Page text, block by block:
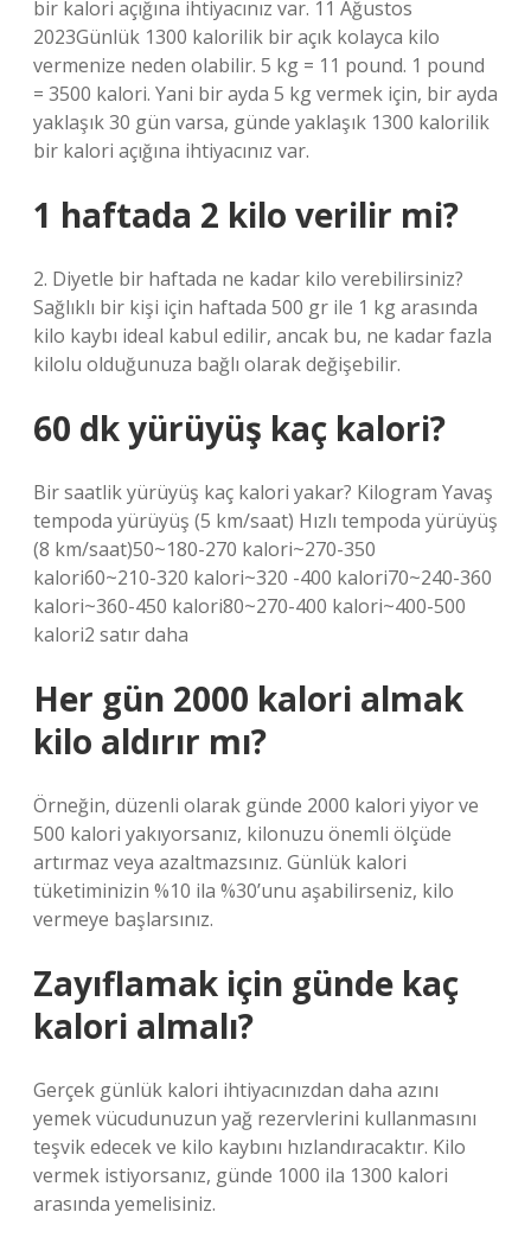
bir kalori açığına ihtiyacınız var. 11 Ağustos
2023Günlük 1300 kalorilik bir açık kolayca kilo
vermenize neden olabilir. 5 kg = 11 pound. 1 pound
= 3500 kalori. Yani bir ayda 5 kg vermek için, bir ayda
yaklaşık 30 gün varsa, günde yaklaşık 1300 kalorilik
bir kalori açığına ihtiyacınız var.
1 haftada 2 kilo verilir mi?
2. Diyetle bir haftada ne kadar kilo verebilirsiniz?
Sağlıklı bir kişi için haftada 500 gr ile 1 kg arasında
kilo kaybı ideal kabul edilir, ancak bu, ne kadar fazla
kilolu olduğunuza bağlı olarak değişebilir.
60 dk yürüyüş kaç kalori?
Bir saatlik yürüyüş kaç kalori yakar? Kilogram Yavaş
tempoda yürüyüş (5 km/saat) Hızlı tempoda yürüyüş
(8 km/saat)50~180-270 kalori~270-350
kalori60~210-320 kalori~320 -400 kalori70~240-360
kalori~360-450 kalori80~270-400 kalori~400-500
kalori2 satır daha
Her gün 2000 kalori almak
kilo aldırır mı?
Örneğin, düzenli olarak günde 2000 kalori yiyor ve
500 kalori yakıyorsanız, kilonuzu önemli ölçüde
artırmaz veya azaltmazsınız. Günlük kalori
tüketiminizin %10 ila %30’unu aşabilirseniz, kilo
vermeye başlarsınız.
Zayıflamak için günde kaç
kalori almalı?
Gerçek günlük kalori ihtiyacınızdan daha azını
yemek vücudunuzun yağ rezervlerini kullanmasını
teşvik edecek ve kilo kaybını hızlandıracaktır. Kilo
vermek istiyorsanız, günde 1000 ila 1300 kalori
arasında yemelisiniz.